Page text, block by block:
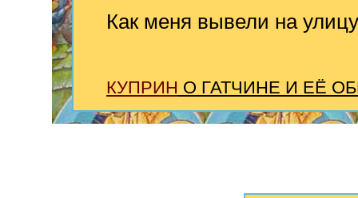
Как меня вывели на
КУПРИН О ГАТЧИНЕ И ЕЁ